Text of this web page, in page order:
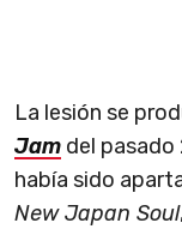
La lesión se
Jam del pasado
había sido
New Japan Soul